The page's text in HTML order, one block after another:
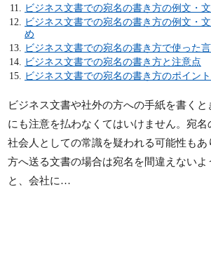
ビジネス文書での宛名の書き方の例文・
ビジネス文書での宛名の書き方の例文・
め
ビジネス文書での宛名の書き方で使った
ビジネス文書での宛名の書き方と注意点
ビジネス文書での宛名の書き方のポイン
ビジネス文書や社外の方への手紙を書く
にも注意を払わなくてはいけません。宛名
社会人としての常識を疑われる可能性も
方へ送る文書の場合は宛名を間違えないよ
と、会社に…